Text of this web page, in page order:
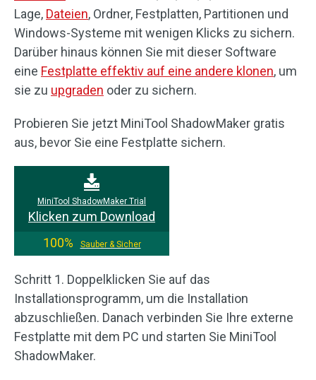
Lage, Dateien, Ordner, Festplatten, Partitionen und
Windows-Systeme mit wenigen Klicks zu sichern.
Darüber hinaus können Sie mit dieser Software
eine Festplatte effektiv auf eine andere klonen, um
sie zu upgraden oder zu sichern.
Probieren Sie jetzt MiniTool ShadowMaker gratis
aus, bevor Sie eine Festplatte sichern.
MiniTool ShadowMaker Trial
Klicken zum Download
100%
Sauber & Sicher
Schritt 1. Doppelklicken Sie auf das
Installationsprogramm, um die Installation
abzuschließen. Danach verbinden Sie Ihre externe
Festplatte mit dem PC und starten Sie MiniTool
ShadowMaker.